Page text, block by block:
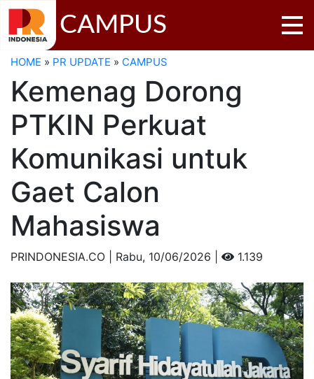
CAMPUS
HOME » PR UPDATE » CAMPUS
Kemenag Dorong
PTKIN Perkuat
Komunikasi untuk
Gaet Calon
Mahasiswa
PRINDONESIA.CO | Rabu, 10/06/2026 | 1.139